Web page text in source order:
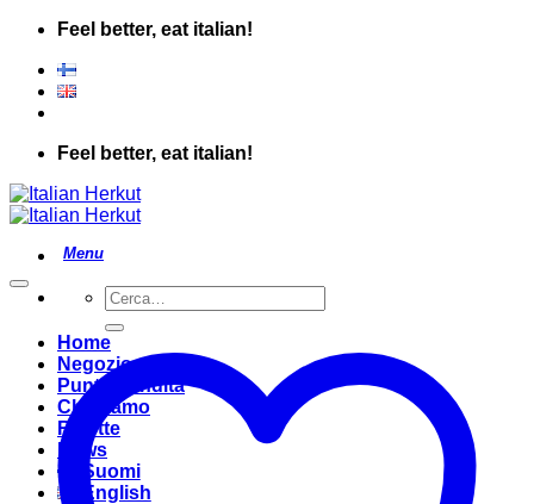
Salta
contenuti
Feel better, eat italian!
Feel better, eat italian!
Cerca:
Home
Negozio
Punto Vendita
Chi Siamo
Ricette
News
Suomi
English